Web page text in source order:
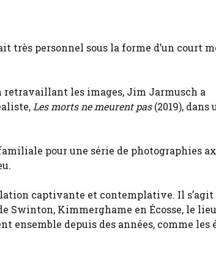
très personnel sous la forme d’un court
retravaillant les images, Jim Jarmusch a
Les morts ne meurent pas(2019), dans
pour une série de photographies
captivante et contemplative. Il s’agit
Swinton, Kimmerghame en Écosse, le
ensemble depuis des années, comme les